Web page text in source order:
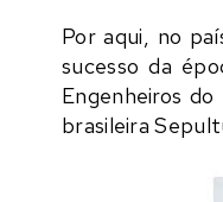
Por aqui, no
sucesso da
Engenheiros do
brasileira